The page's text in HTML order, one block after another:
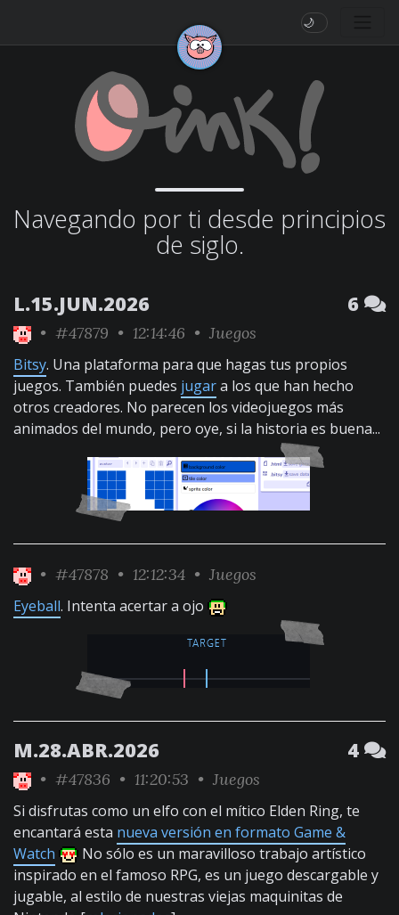
🌙
Navegando por ti desde principios
de siglo.
L.15.JUN.2026 6
• #47879 • 12:14:46 • Juegos
Bitsy. Una plataforma para que hagas tus propios
juegos. También puedes jugara los que han hecho
otros creadores. No parecen los videojuegos más
animados del mundo, pero oye, si la historia es buena...
• #47878 • 12:12:34 • Juegos
Eyeball. Intenta acertar a ojo
M.28.ABR.2026 4
• #47836 • 11:20:53 • Juegos
Si disfrutas como un elfo con el mítico Elden Ring, te
encantará esta nueva versión en formato Game &
Watch
No sólo es un maravilloso trabajo artístico
inspirado en el famoso RPG, es un juego descargable y
jugable, al estilo de nuestras viejas maquinitas de